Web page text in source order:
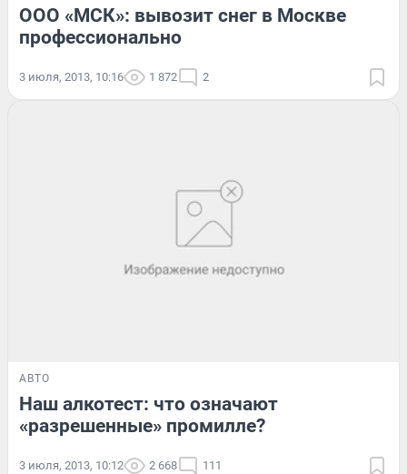
ООО «МСК»: вывозит снег в Москве
профессионально
3 июля, 2013, 10:16 1 872 2
АВТО
Наш алкотест: что означают
«разрешенные» промилле?
3 июля, 2013, 10:12 2 668 111